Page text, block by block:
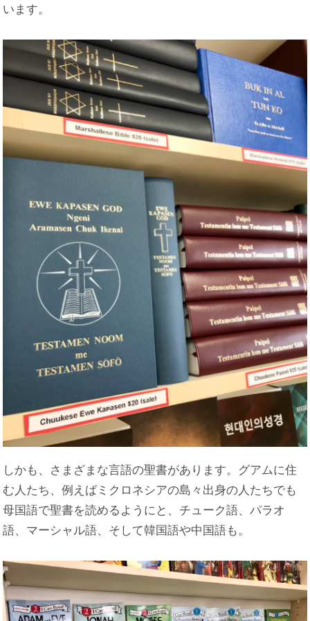
います。
しかも、さまざまな言語の聖書があります。グアムに住
む人たち、例えばミクロネシアの島々出身の人たちでも
母国語で聖書を読めるようにと、チューク語、パラオ
語、マーシャル語、そして韓国語や中国語も。